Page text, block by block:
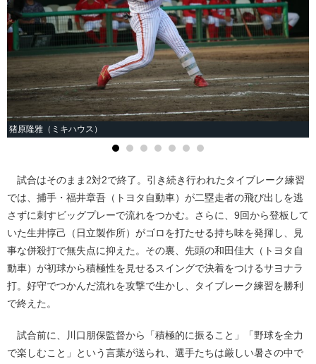
猪原隆雅（ミキハウス）
試合はそのまま2対2で終了。引き続き行われたタイブレーク練習
では、捕手・福井章吾（トヨタ自動車）が二塁走者の飛び出しを逃
さずに刺すビッグプレーで流れをつかむ。さらに、9回から登板して
いた生井惇己（日立製作所）がゴロを打たせる持ち味を発揮し、見
事な併殺打で無失点に抑えた。その裏、先頭の和田佳大（トヨタ自
動車）が初球から積極性を見せるスイングで決着をつけるサヨナラ
打。好守でつかんだ流れを攻撃で生かし、タイブレーク練習を勝利
で終えた。
試合前に、川口朋保監督から「積極的に振ること」「野球を全力
で楽しむこと」という言葉が送られ、選手たちは厳しい暑さの中で